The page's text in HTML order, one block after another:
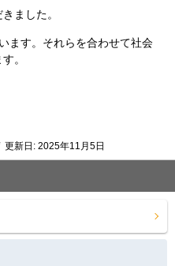
ました。
ます。それらを合わせて社会
。
更新日: 2025年11月5日